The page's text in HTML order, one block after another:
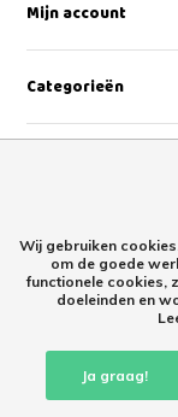
Mijn account
Categorieën
Retourproducten
Wij gebruiken
om de goede
functionele cookies,
doeleinden en
Ja graag!